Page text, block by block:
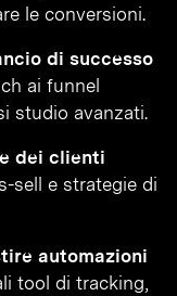
le conversioni.
di successo
ai funnel
studio avanzati.
dei clienti
sell e strategie di
automazioni
tool di tracking,